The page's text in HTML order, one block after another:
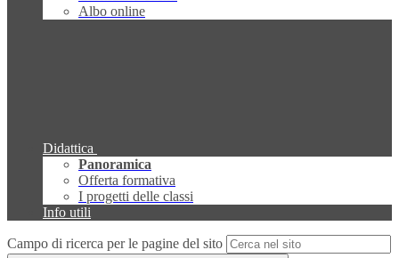
Albo online
Didattica
Panoramica
Offerta formativa
I progetti delle classi
Info utili
Campo di ricerca per le pagine del sito